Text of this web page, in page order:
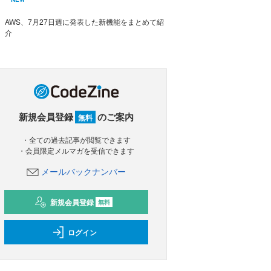
AWS、7月27日週に発表した新機能をまとめて紹
介
新規会員登録 無料 のご案内
・全ての過去記事が閲覧できます
・会員限定メルマガを受信できます
メールバックナンバー
新規会員登録 無料
ログイン